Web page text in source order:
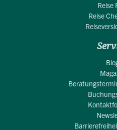
Reise
Reise